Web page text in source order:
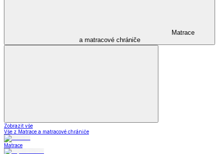
Matrace
a matracové chrániče
Zobrazit vše
Vše z Matrace a matracové chrániče
Matrace